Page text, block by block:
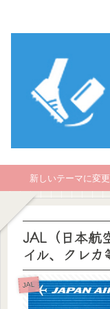
新しいテーマに変
JAL（日本航
イル、クレカ
JAL